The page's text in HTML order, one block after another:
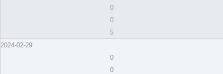
0
0
5
2024-02-29
0
0